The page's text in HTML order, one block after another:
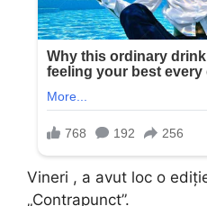
Vineri , a avut loc o
„Contrapunct”.